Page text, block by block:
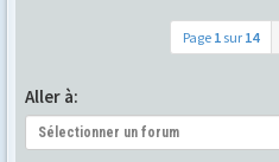
Page 1 sur 14
Aller à:
Sélectionner un forum